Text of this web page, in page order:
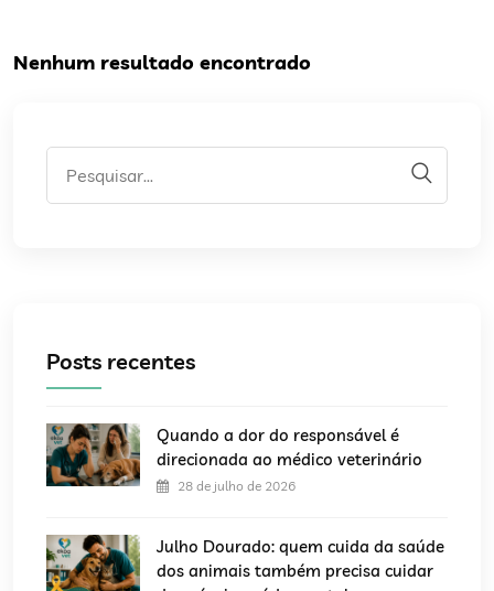
Posts recentes
Quando a dor do responsável é
direcionada ao médico veterinário
28 de julho de 2026
Julho Dourado: quem cuida da saúde
dos animais também precisa cuidar
Nenhum resultado encontrado